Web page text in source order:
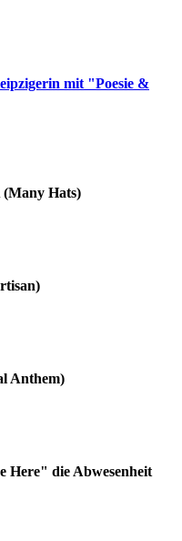
mit "Poesie &
Hats)
Anthem)
Here" die Abwesenheit